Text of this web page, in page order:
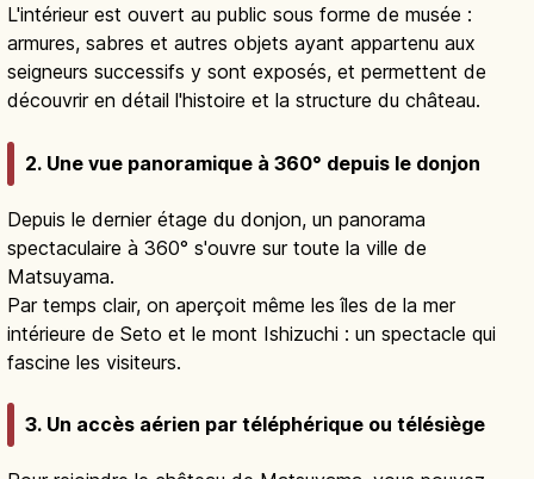
L'intérieur est ouvert au public sous forme de musée :
armures, sabres et autres objets ayant appartenu aux
seigneurs successifs y sont exposés, et permettent de
découvrir en détail l'histoire et la structure du château.
2. Une vue panoramique à 360° depuis le donjon
Depuis le dernier étage du donjon, un panorama
spectaculaire à 360° s'ouvre sur toute la ville de
Matsuyama.
Par temps clair, on aperçoit même les îles de la mer
intérieure de Seto et le mont Ishizuchi : un spectacle qui
fascine les visiteurs.
3. Un accès aérien par téléphérique ou télésiège